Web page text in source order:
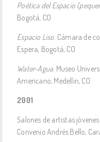
Poética del Espacio
Bogotá, CO
Espacio Liso . Cámara de
Espera, Bogotá, CO
Water-Agua. Museo
Americano, Medellín, CO
2001
Salones de artistas
Convenio Andrés Bello,